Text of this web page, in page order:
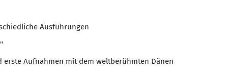
Ausführungen
erste Aufnahmen mit dem weltberühmten Dänen